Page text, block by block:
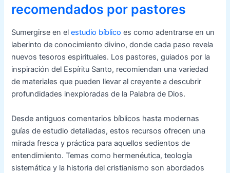
recomendados por pastores
Sumergirse en elestudio bíblico es como adentrarse en un
laberinto de conocimiento divino, donde cada paso revela
nuevos tesoros espirituales. Los pastores, guiados por la
inspiración del Espíritu Santo, recomiendan una variedad
de materiales que pueden llevar al creyente a descubrir
profundidades inexploradas de la Palabra de Dios.
Desde antiguos comentarios bíblicos hasta modernas
guías de estudio detalladas, estos recursos ofrecen una
mirada fresca y práctica para aquellos sedientos de
entendimiento. Temas como hermenéutica, teología
sistemática y la historia del cristianismo son abordados